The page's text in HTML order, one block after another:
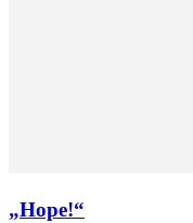
„Hope!“